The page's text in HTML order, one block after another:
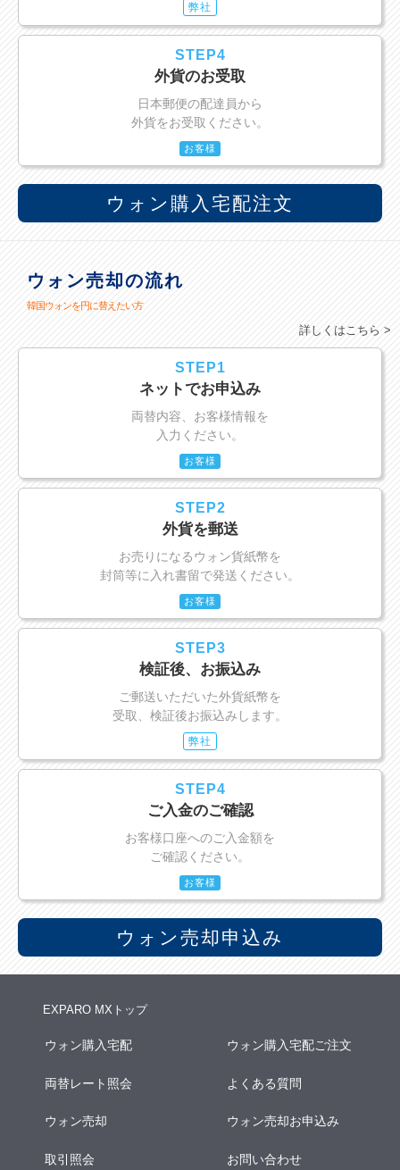
弊社
STEP4
外貨のお受取
日本郵便の配達員から
外貨をお受取ください。
お客様
ウォン購入宅配注文
ウォン売却の流れ
韓国ウォンを円に替えたい方
詳しくはこちら >
STEP1
ネットでお申込み
両替内容、お客様情報を
入力ください。
お客様
STEP2
外貨を郵送
お売りになるウォン貨紙幣を
封筒等に入れ書留で発送ください。
お客様
STEP3
検証後、お振込み
ご郵送いただいた外貨紙幣を
受取、検証後お振込みします。
弊社
STEP4
ご入金のご確認
お客様口座へのご入金額を
ご確認ください。
お客様
ウォン売却申込み
EXPARO MXトップ
ウォン購入宅配 ウォン購入宅配ご注文
両替レート照会 よくある質問
ウォン売却 ウォン売却お申込み
取引照会 お問い合わせ